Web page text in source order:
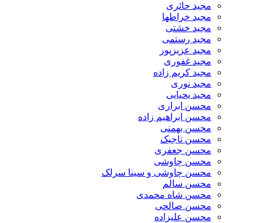
مجید حائری
مجید خراطها
مجید خشتی
مجید رستمی
مجید عزیزپور
مجید غفوری
مجید کریم زاده
مجید نوری
مجید یحیایی
محسن ابراری
محسن ابراهیم زاده
محسن بهمنی
محسن تاجیک
محسن جعفری
محسن چاوشی
محسن چاوشی و سینا سرلک
محسن سالم
محسن شاه محمدی
محسن صالحی
محسن علیزاده